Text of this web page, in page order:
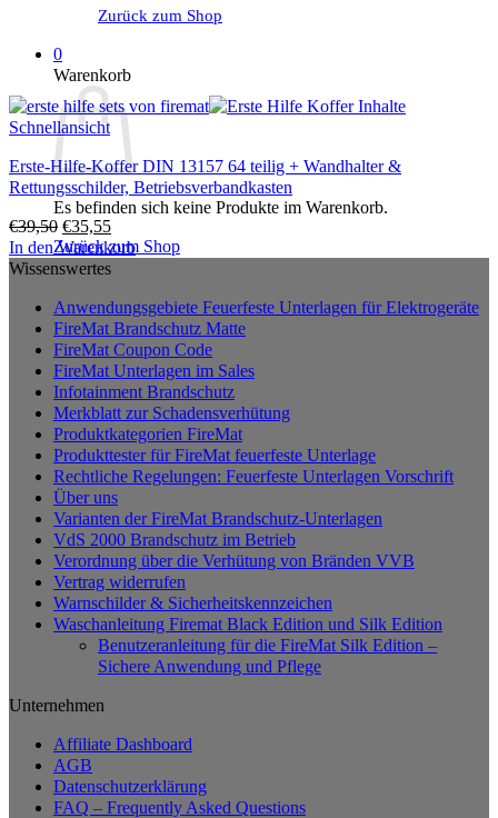
Zurück zum Shop
0
Warenkorb
Es befinden sich keine Produkte im Warenkorb.
Zurück zum Shop
Schnellansicht
Erste-Hilfe-Koffer DIN 13157 64 teilig + Wandhalter &
Rettungsschilder, Betriebsverbandkasten
€39,50 Ursprünglicher
Preis
war:
€35,55Aktueller
Preis
ist:
In den Warenkorb
Wissenswertes
Anwendungsgebiete Feuerfeste Unterlagen für Elektrogeräte
FireMat Brandschutz Matte
FireMat Coupon Code
FireMat Unterlagen im Sales
Infotainment Brandschutz
Merkblatt zur Schadensverhütung
Produktkategorien FireMat
Produkttester für FireMat feuerfeste Unterlage
Rechtliche Regelungen: Feuerfeste Unterlagen Vorschrift
Über uns
Varianten der FireMat Brandschutz-Unterlagen
VdS 2000 Brandschutz im Betrieb
Verordnung über die Verhütung von Bränden VVB
Vertrag widerrufen
Warnschilder & Sicherheitskennzeichen
Waschanleitung Firemat Black Edition und Silk Edition
Benutzeranleitung für die FireMat Silk Edition –
Sichere Anwendung und Pflege
Unternehmen
Affiliate Dashboard
AGB
Datenschutzerklärung
FAQ – Frequently Asked Questions